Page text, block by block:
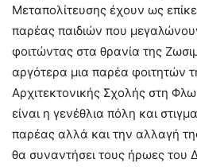
Μεταπολίτευσης έχουν ως
παρέας παιδιών που
φοιτώντας στα θρανία της
αργότερα μια παρέα φοιτητών
Αρχιτεκτονικής Σχολής στη
είναι η γενέθλια πόλη και
παρέας αλλά και την αλλαγή
θα συναντήσει τους ήρωες του